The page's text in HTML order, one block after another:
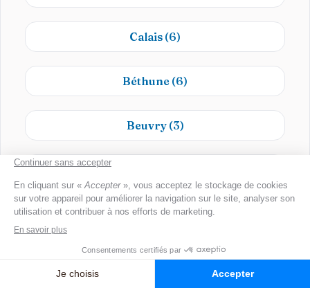
Calais (6)
Béthune (6)
Beuvry (3)
Montreuil(2)
Barlin(2)